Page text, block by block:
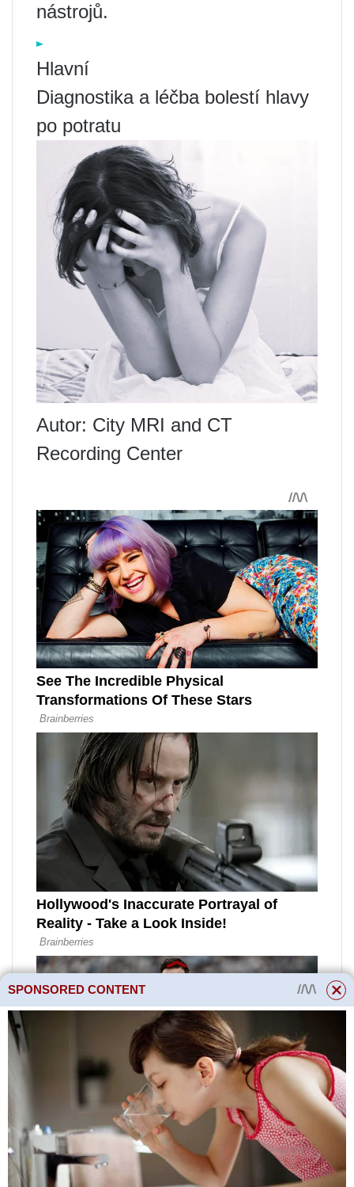
nástrojů.
Hlavní
Diagnostika a léčba bolestí hlavy
po potratu
Autor: City MRI and CT
Recording Center
SPONSORED CONTENT